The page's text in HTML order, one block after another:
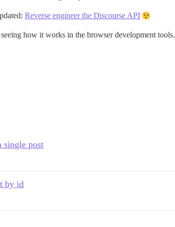
Reverse engineer the Discourse API
how it works in the browser development tools.
single post
by id